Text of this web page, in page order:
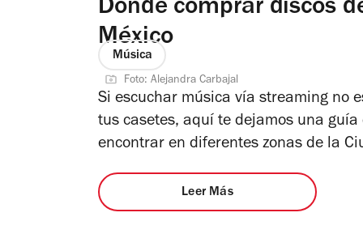
Dónde comprar discos
México
Música
Foto: Alejandra Carbajal
Si escuchar música vía streaming no
tus casetes, aquí te dejamos una
encontrar en diferentes zonas de la
Leer Más